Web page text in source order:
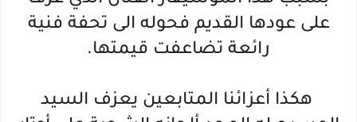
على عودها القديم فحوله الى تحفة فنية
رائعة تضاعفت قيمتها.
هكذا أعزائنا المتابعين يعزف السيد